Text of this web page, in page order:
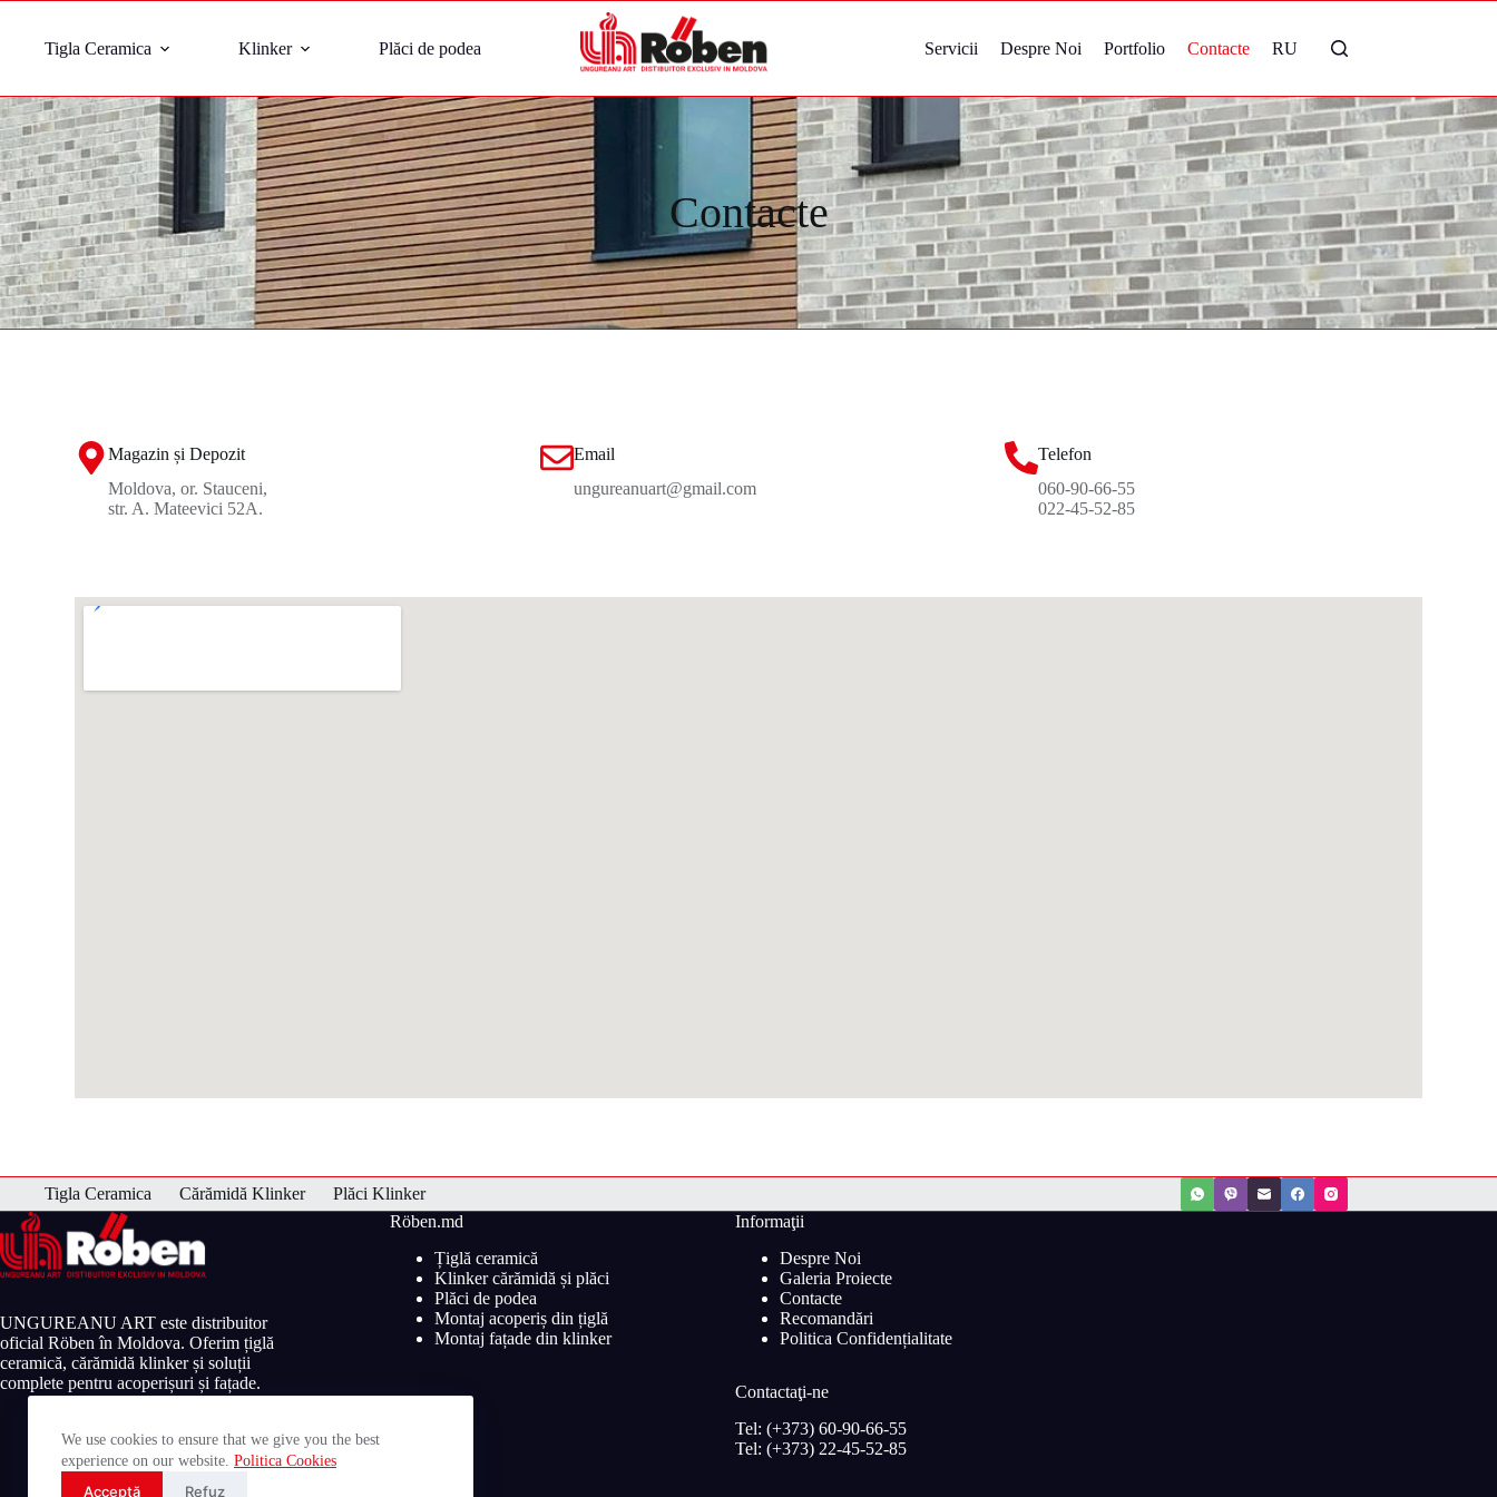
We use cookies to ensure that we give you the best
experience on our website. Politica Cookies
Acceptă Refuz
Tigla Ceramica Klinker Plăci de podea Servicii Despre Noi Portfolio Contacte RU
Contacte
Magazin și Depozit
Moldova, or. Stauceni,
str. A. Mateevici 52A.
Email
ungureanuart@gmail.com
Telefon
060-90-66-55
022-45-52-85
Tigla Ceramica Cărămidă Klinker Plăci Klinker
UNGUREANU ART este distribuitor
oficial Röben în Moldova. Oferim țiglă
ceramică, cărămidă klinker și soluții
complete pentru acoperișuri și fațade.
Röben.md
Țiglă ceramică
Klinker cărămidă și plăci
Plăci de podea
Montaj acoperiș din țiglă
Montaj fațade din klinker
Informaţii
Despre Noi
Galeria Proiecte
Contacte
Recomandări
Politica Confidențialitate
Contactaţi-ne
Tel: (+373) 60-90-66-55
Tel: (+373) 22-45-52-85